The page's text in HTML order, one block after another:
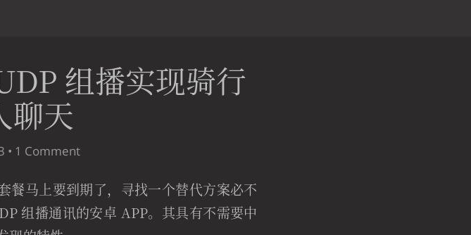
组播实现骑行
聊天
• 1 Comment
餐马上要到期了，寻找一个替代方案必不
组播通讯的安卓 APP。其具有不需要中